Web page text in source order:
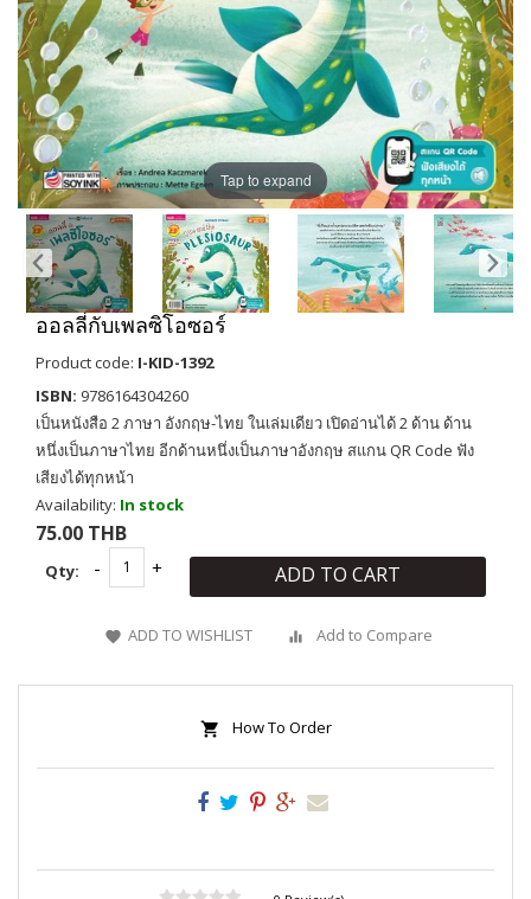
Tap to expand
ออลลี่กับเพลซิโอซอร์
Product code: I-KID-1392
ISBN: 9786164304260
เป็นหนังสือ 2 ภาษา อังกฤษ-ไทย ในเล่มเดียว เปิดอ่านได้ 2 ด้าน ด้าน
หนึ่งเป็นภาษาไทย อีกด้านหนึ่งเป็นภาษาอังกฤษ สแกน QR Code ฟัง
เสียงได้ทุกหน้า
Availability: In stock
75.00 THB
Qty: ADD TO CART
ADD TO WISHLIST Add to Compare
How To Order